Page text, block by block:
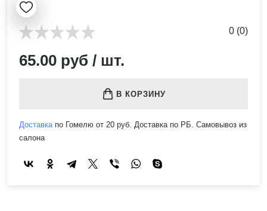
0 (0)
65.00 руб / шт.
В КОРЗИНУ
Доставкапо Гомелю от 20 руб. Доставка по РБ. Самовывоз из
салона